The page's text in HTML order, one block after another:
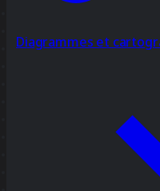
Diagrammes et